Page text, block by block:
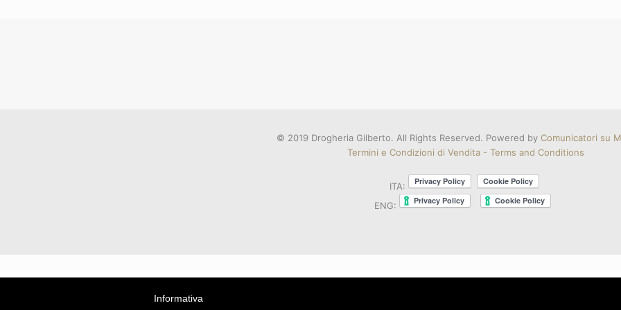
© 2019 Drogheria Gilberto. All Rights Reserved. Powered by Comunicatori su
Termini e Condizioni di Vendita - Terms and Conditions
ITA:
ENG:
Informativa